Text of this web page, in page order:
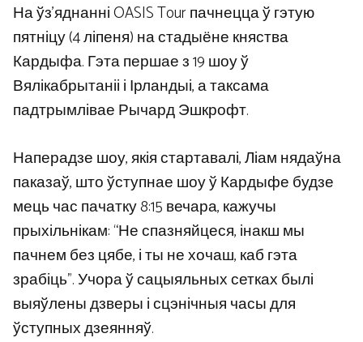
На ўз’яднанні OASIS Tour пачнецца ў гэтую
пятніцу (4 ліпеня) на стадыёне княства
Кардыфа. Гэта першае з 19 шоу ў
Вялікабрытаніі і Ірландыі, а таксама
падтрымлівае Рычард Эшкрофт.
Наперадзе шоу, якія стартавалі, Ліам нядаўна
паказаў, што ўступнае шоу ў Кардыфе будзе
мець час пачатку 8:15 вечара, кажучы
прыхільнікам: “Не спазняйцеся, інакш мы
пачнем без цябе, і ты не хочаш, каб гэта
зрабіць”. Учора ў сацыяльных сетках былі
выяўлены дзверы і сцэнічныя часы для
ўступных дзеянняў.